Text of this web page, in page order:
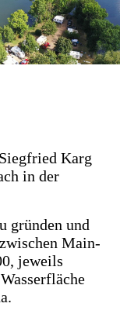
Karg
in der
gründen und
Main-
jeweils